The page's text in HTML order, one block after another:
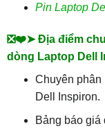
Pin Laptop
❎❤️➤ Địa điểm
dòng Laptop Dell
Chuyên phân
Dell Inspiron.
Bảng báo giá